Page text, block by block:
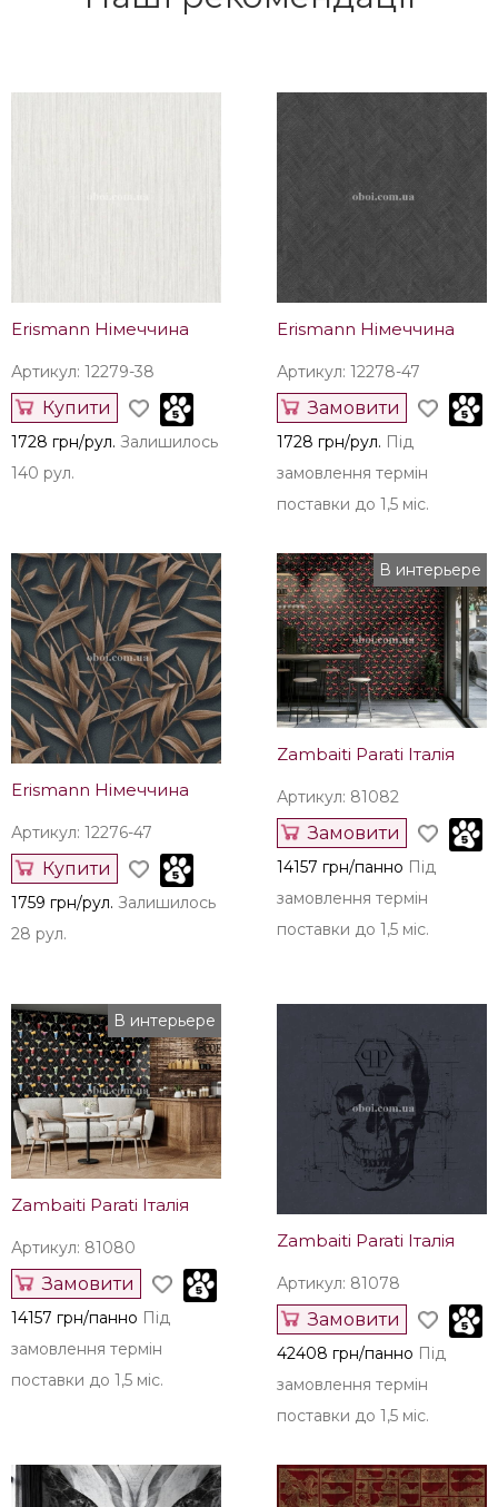
поставки до 1,5 міс.
поставки до 1,5 міс.
Наші рекомендації
Erismann Німеччина
Артикул: 12279-38
Купити
1728 грн/рул. Залишилось
140 рул.
Erismann Німеччина
Артикул: 12278-47
Замовити
1728 грн/рул. Під
замовлення термін
поставки до 1,5 міс.
Erismann Німеччина
Артикул: 12276-47
Купити
1759 грн/рул. Залишилось
28 рул.
В интерьере
Zambaiti Parati Італія
Артикул: 81082
Замовити
14157 грн/панно Під
замовлення термін
поставки до 1,5 міс.
В интерьере
Артикул: 81080 Zambaiti Parati Італія